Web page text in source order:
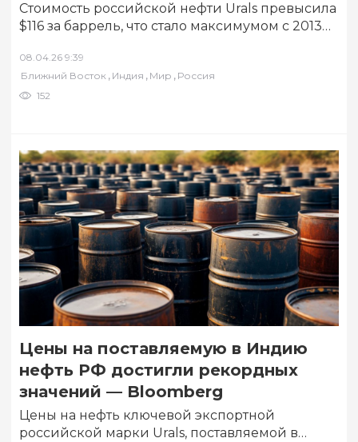
Стоимость российской нефти Urals превысила
$116 за баррель, что стало максимумом с 2013
08.04.26 9:39
Ближний Восток , Индия , Мир , Россия
152
Цены на поставляемую в Индию
нефть РФ достигли рекордных
значений — Bloomberg
Цены на нефть ключевой экспортной
российской марки Urals, поставляемой в